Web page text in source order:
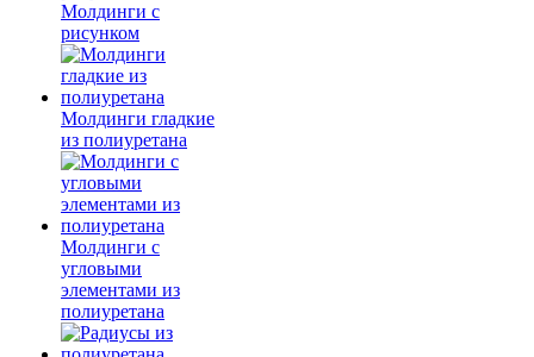
Молдинги c
рисунком
Молдинги гладкие
из полиуретана
Молдинги с
угловыми
элементами из
полиуретана